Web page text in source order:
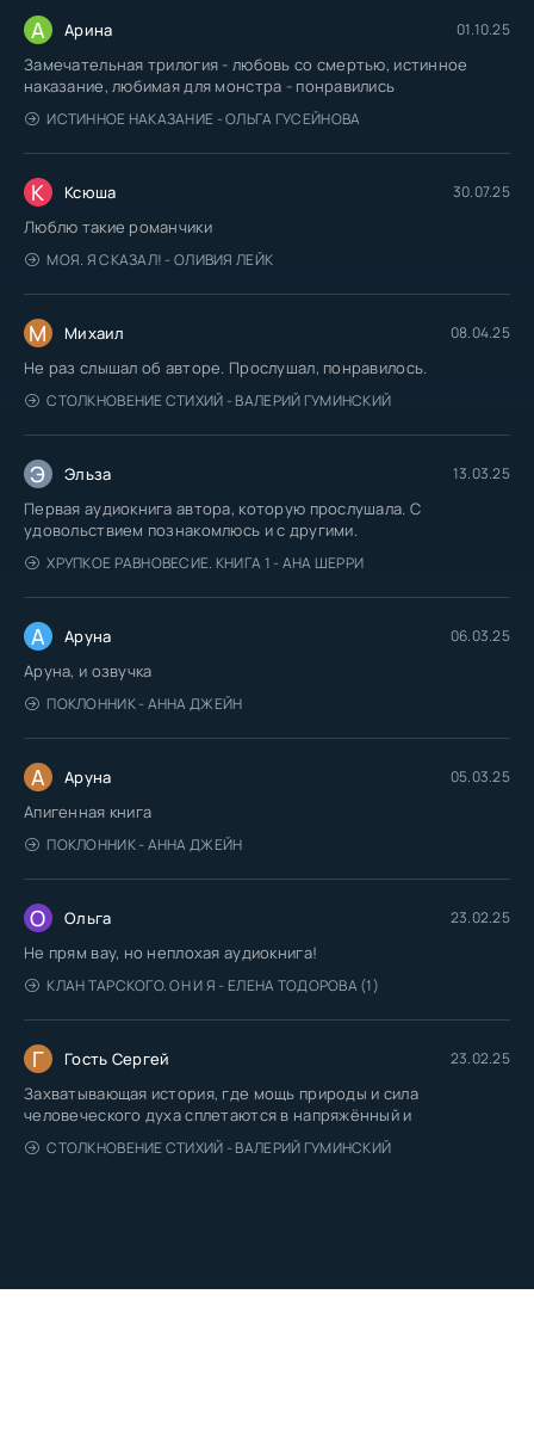
А Арина 01.10.25
Замечательная трилогия - любовь со смертью, истинное
наказание, любимая для монстра - понравились
ИСТИННОЕ НАКАЗАНИЕ - ОЛЬГА ГУСЕЙНОВА
К Ксюша 30.07.25
Люблю такие романчики
МОЯ. Я СКАЗАЛ! - ОЛИВИЯ ЛЕЙК
М Михаил 08.04.25
Не раз слышал об авторе. Прослушал, понравилось.
СТОЛКНОВЕНИЕ СТИХИЙ - ВАЛЕРИЙ ГУМИНСКИЙ
Э Эльза 13.03.25
Первая аудиокнига автора, которую прослушала. С
удовольствием познакомлюсь и с другими.
ХРУПКОЕ РАВНОВЕСИЕ. КНИГА 1 - АНА ШЕРРИ
А Аруна 06.03.25
Аруна, и озвучка
ПОКЛОННИК - АННА ДЖЕЙН
А Аруна 05.03.25
Апигенная книга
ПОКЛОННИК - АННА ДЖЕЙН
О Ольга 23.02.25
Не прям вау, но неплохая аудиокнига!
КЛАН ТАРСКОГО. ОН И Я - ЕЛЕНА ТОДОРОВА (1)
Г Гость Сергей 23.02.25
Захватывающая история, где мощь природы и сила
человеческого духа сплетаются в напряжённый и
СТОЛКНОВЕНИЕ СТИХИЙ - ВАЛЕРИЙ ГУМИНСКИЙ